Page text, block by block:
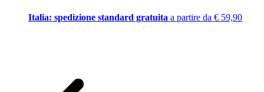
Italia: spedizione standard gratuita a partire da € 59,90